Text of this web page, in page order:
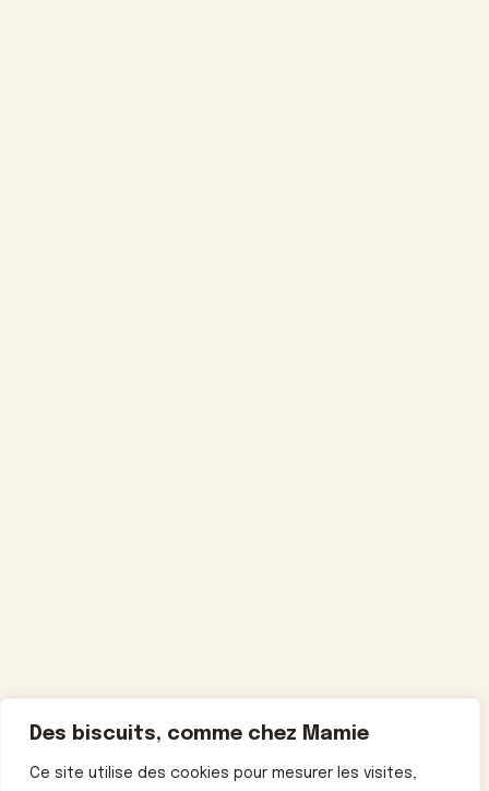
Des biscuits, comme chez Mamie
Ce site utilise des cookies pour mesurer les visites,